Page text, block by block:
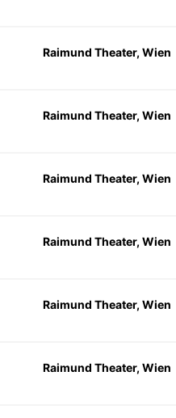
Raimund Theater, Wien
Raimund Theater, Wien
Raimund Theater, Wien
Raimund Theater, Wien
Raimund Theater, Wien
Raimund Theater, Wien